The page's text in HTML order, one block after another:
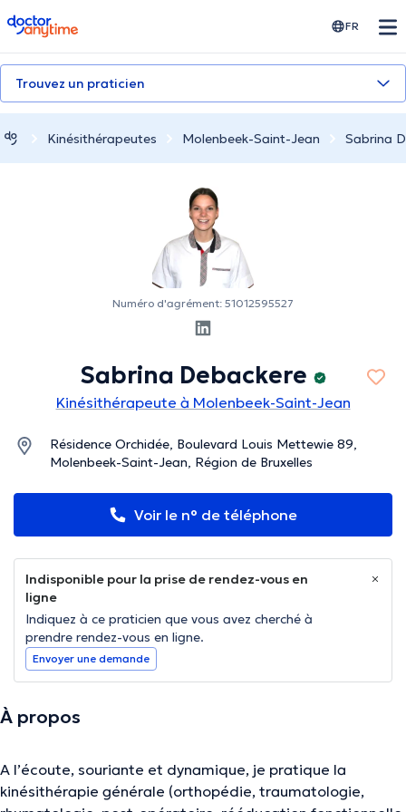
doctoranytime FR
Trouvez un praticien
Kinésithérapeutes Molenbeek-Saint-Jean Sabrina
Numéro d'agrément: 51012595527
Sabrina Debackere
Kinésithérapeute à Molenbeek-Saint-Jean
Résidence Orchidée, Boulevard Louis Mettewie 89,
Molenbeek-Saint-Jean, Région de Bruxelles
Voir le n° de téléphone
Indisponible pour la prise de rendez-vous en
ligne
Indiquez à ce praticien que vous avez cherché à
prendre rendez-vous en ligne.
Envoyer une demande
À propos
A l’écoute, souriante et dynamique, je pratique la
kinésithérapie générale (orthopédie, traumatologie,